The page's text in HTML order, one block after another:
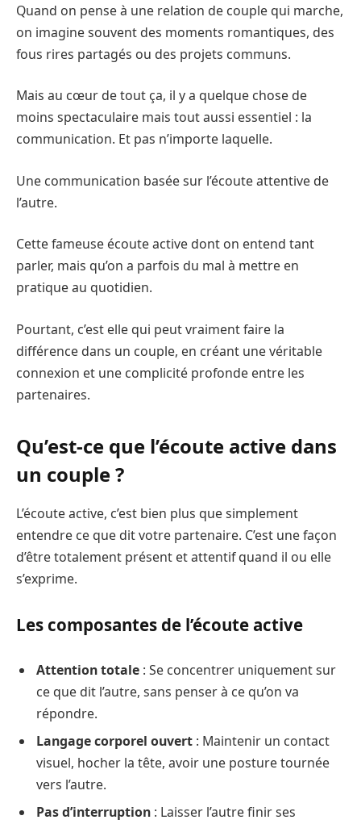
Quand on pense à une relation de couple qui marche,
on imagine souvent des moments romantiques, des
fous rires partagés ou des projets communs.
Mais au cœur de tout ça, il y a quelque chose de
moins spectaculaire mais tout aussi essentiel : la
communication. Et pas n’importe laquelle.
Une communication basée sur l’écoute attentive de
l’autre.
Cette fameuse écoute active dont on entend tant
parler, mais qu’on a parfois du mal à mettre en
pratique au quotidien.
Pourtant, c’est elle qui peut vraiment faire la
différence dans un couple, en créant une véritable
connexion et une complicité profonde entre les
partenaires.
Qu’est-ce que l’écoute active dans
un couple ?
L’écoute active, c’est bien plus que simplement
entendre ce que dit votre partenaire. C’est une façon
d’être totalement présent et attentif quand il ou elle
s’exprime.
Les composantes de l’écoute active
Attention totale : Se concentrer uniquement sur
ce que dit l’autre, sans penser à ce qu’on va
répondre.
Langage corporel ouvert : Maintenir un contact
visuel, hocher la tête, avoir une posture tournée
vers l’autre.
Pas d’interruption : Laisser l’autre finir ses